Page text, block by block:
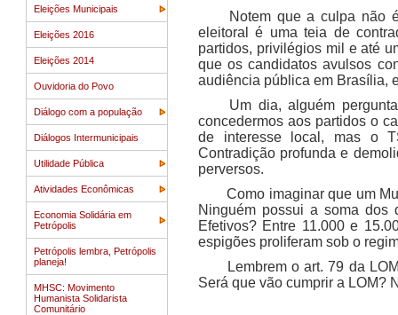
Eleições Municipais
Eleições 2016
Eleições 2014
Ouvidoria do Povo
Diálogo com a população
Diálogos Intermunicipais
Utilidade Pública
Atividades Econômicas
Economia Solidária em
Petrópolis
Petrópolis lembra, Petrópolis
planeja!
MHSC: Movimento
Humanista Solidarista
Comunitário
Notem que a culpa não
eleitoral é uma teia de
partidos, privilégios mil e até
que os candidatos avulsos
audiência pública em Brasília,
Um dia, alguém
concedermos aos partidos o
de interesse local, mas o
Contradição profunda e
perversos.
Como imaginar que um
Ninguém possui a soma dos
Efetivos? Entre 11.000 e
espigões proliferam sob o
Lembrem o art. 79 da
Será que vão cumprir a LOM?